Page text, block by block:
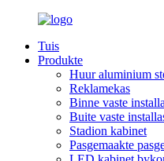
Tuis
Produkte
Huur aluminium
Reklamekas
Binne vaste
Buite vaste
Stadion kabinet
Pasgemaakte